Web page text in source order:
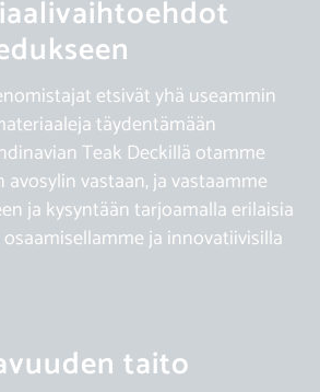
etsivät yhä useammin
täydentämään
Teak Deckillä otamme
vastaan, ja vastaamme
ja kysyntään tarjoamalla erilaisia
ja innovatiivisilla
taito